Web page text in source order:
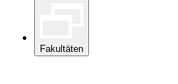
Fakultäten